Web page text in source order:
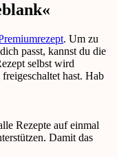
. Um zu
passt, kannst du die
selbst wird
freigeschaltet hast. Hab
Rezepte auf einmal
Damit das